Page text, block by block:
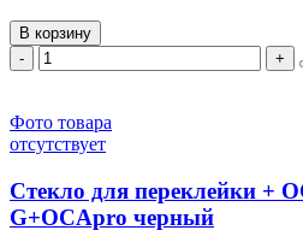
В корзину
-
+
Фото товара
отсутствует
Стекло для переклейки +
G+OCApro черный